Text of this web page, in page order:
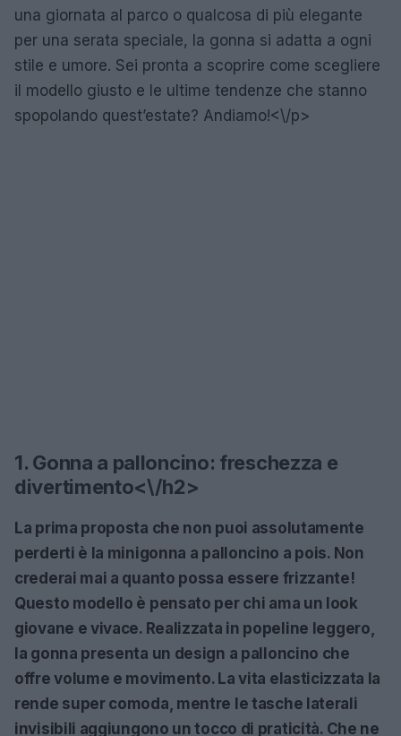
una giornata al parco o qualcosa di più elegante
per una serata speciale, la gonna si adatta a ogni
stile e umore. Sei pronta a scoprire come scegliere
il modello giusto e le ultime tendenze che stanno
spopolando quest’estate? Andiamo!<\/p>
1. Gonna a palloncino: freschezza e
divertimento<\/h2>
La prima proposta che non puoi assolutamente
perderti è la minigonna a palloncino a pois. Non
crederai mai a quanto possa essere frizzante!
Questo modello è pensato per chi ama un look
giovane e vivace. Realizzata in popeline leggero,
la gonna presenta un design a palloncino che
offre volume e movimento. La vita elasticizzata la
rende super comoda, mentre le tasche laterali
invisibili aggiungono un tocco di praticità. Che ne